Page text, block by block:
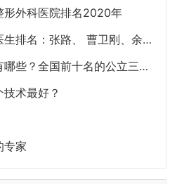
形外科医院排名2020年
上海九院脂肪填充专家医生排名：张路、 曹卫刚、余力（简介、案例、预约）
全国前十名的整形医院有哪些？全国前十名的公立三甲整形医院排名大全
术最好？
专家